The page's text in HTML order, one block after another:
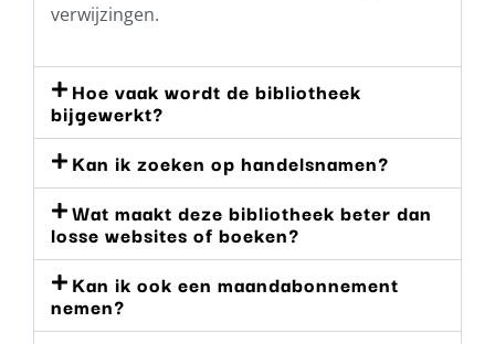
verwijzingen.
Hoe vaak wordt de bibliotheek
bijgewerkt?
Kan ik zoeken op handelsnamen?
Wat maakt deze bibliotheek beter dan
losse websites of boeken?
Kan ik ook een maandabonnement
nemen?